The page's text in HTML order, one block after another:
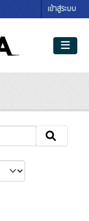
เข้าสู่ระบบ